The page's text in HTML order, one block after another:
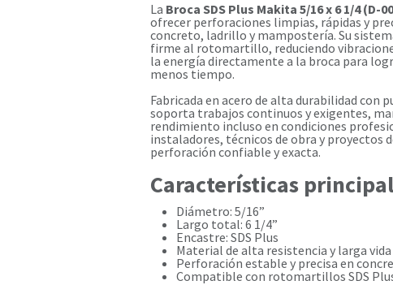
La Broca SDS Plus Makita 5/16 x 6 1/4 (D-
ofrecer perforaciones limpias, rápidas y
concreto, ladrillo y mampostería. Su
firme al rotomartillo, reduciendo
la energía directamente a la broca para
menos tiempo.
Fabricada en acero de alta durabilidad con
soporta trabajos continuos y exigentes,
rendimiento incluso en condiciones
instaladores, técnicos de obra y proyectos
perforación confiable y exacta.
Características
Diámetro: 5/16”
Largo total: 6 1/4”
Encastre: SDS Plus
Material de alta resistencia y larga
Perforación estable y precisa en
Compatible con rotomartillos SDS